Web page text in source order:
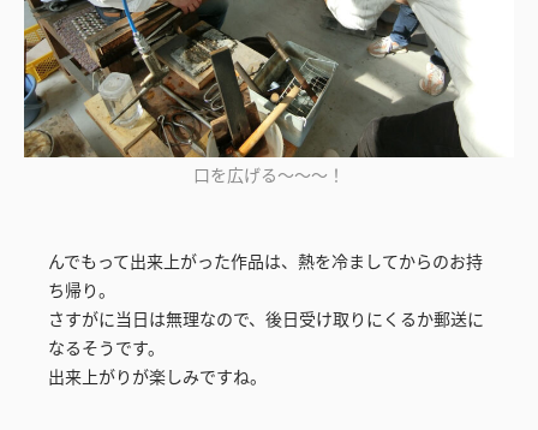
口を広げる～～～！
んでもって出来上がった作品は、熱を冷ましてからのお持
ち帰り。
さすがに当日は無理なので、後日受け取りにくるか郵送に
なるそうです。
出来上がりが楽しみですね。